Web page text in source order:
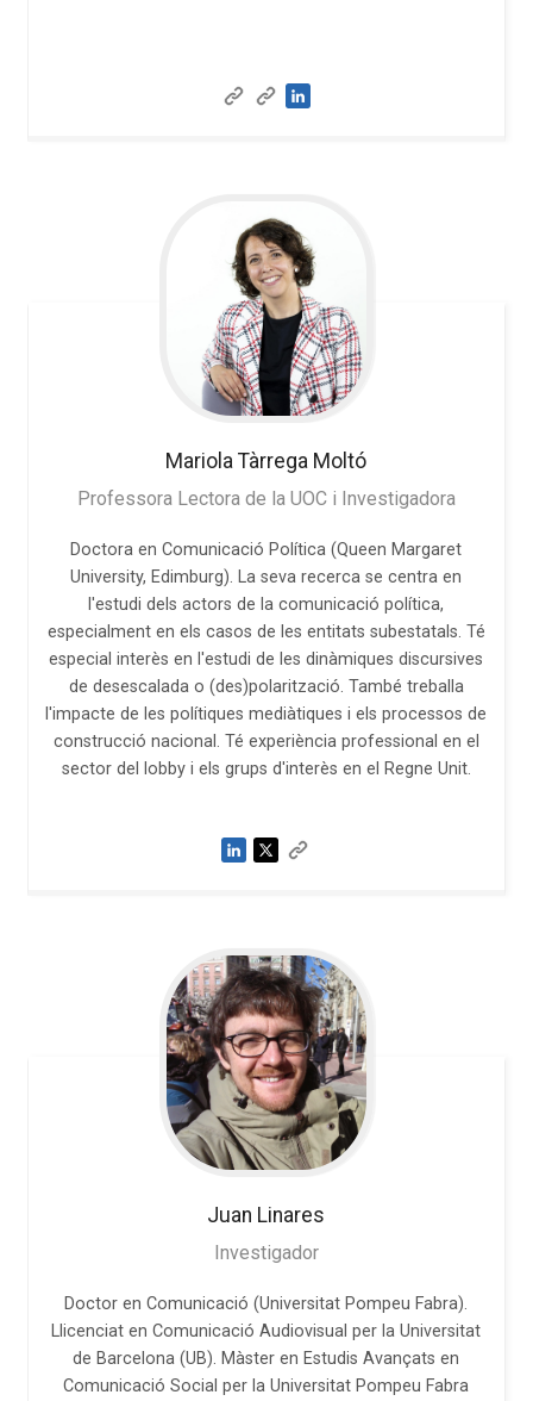
Mariola Tàrrega Moltó
Professora Lectora de la UOC i Investigadora
Doctora en Comunicació Política (Queen Margaret
University, Edimburg). La seva recerca se centra en
l'estudi dels actors de la comunicació política,
especialment en els casos de les entitats subestatals. Té
especial interès en l'estudi de les dinàmiques discursives
de desescalada o (des)polarització. També treballa
l'impacte de les polítiques mediàtiques i els processos de
construcció nacional. Té experiència professional en el
sector del lobby i els grups d'interès en el Regne Unit.
Juan Linares
Investigador
Doctor en Comunicació (Universitat Pompeu Fabra).
Llicenciat en Comunicació Audiovisual per la Universitat
de Barcelona (UB). Màster en Estudis Avançats en
Comunicació Social per la Universitat Pompeu Fabra